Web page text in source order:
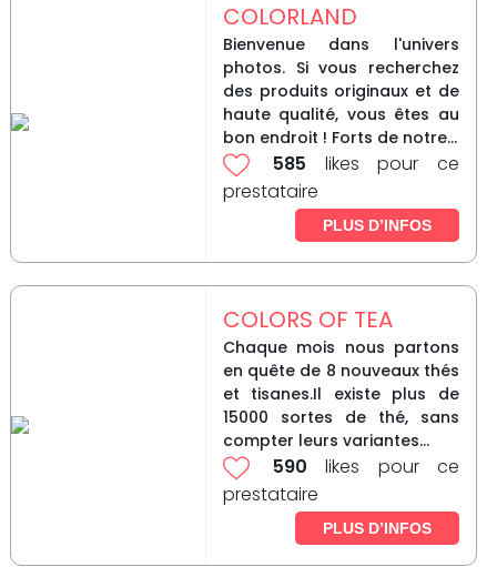
COLORLAND
Bienvenue dans l'univers
photos. Si vous recherchez
des produits originaux et de
haute qualité, vous êtes au
bon endroit ! Forts de notre...
585 likes pour ce
prestataire
PLUS D’INFOS
COLORS OF TEA
Chaque mois nous partons
en quête de 8 nouveaux thés
et tisanes.Il existe plus de
15000 sortes de thé, sans
compter leurs variantes...
590 likes pour ce
prestataire
PLUS D’INFOS